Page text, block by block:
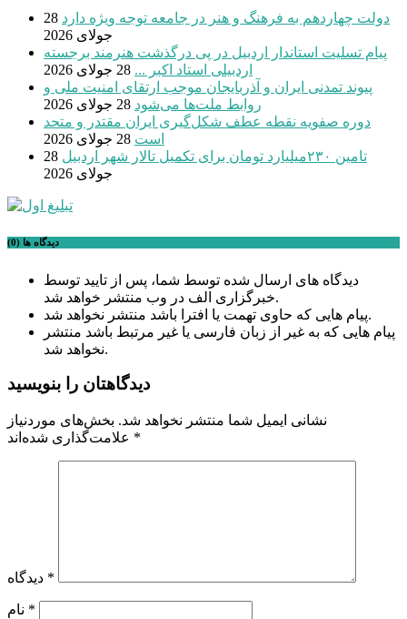
دولت چهاردهم به فرهنگ و هنر در جامعه توجه ویژه دارد 28
جولای 2026
پیام تسلیت استاندار اردبیل در پی درگذشت هنرمند برجسته
اردبیلی استاد اکبر ... 28 جولای 2026
پیوند تمدنی ایران و آذربایجان موجب ارتقای امنیت ملی و
روابط ملت‌ها می‌شود 28 جولای 2026
دوره صفویه نقطه عطف شکل‌گیری ایران مقتدر و متحد
است 28 جولای 2026
تامین ۲۳۰میلیارد تومان برای تکمیل تالار شهر اردبیل
28
جولای 2026
دیدگاه ها (0)
دیدگاه های ارسال شده توسط شما، پس از تایید توسط
خبرگزاری الف در وب منتشر خواهد شد.
پیام هایی که حاوی تهمت یا افترا باشد منتشر نخواهد شد.
پیام هایی که به غیر از زبان فارسی یا غیر مرتبط باشد منتشر
نخواهد شد.
دیدگاهتان را بنویسید
نشانی ایمیل شما منتشر نخواهد شد. بخش‌های موردنیاز
*
*
*